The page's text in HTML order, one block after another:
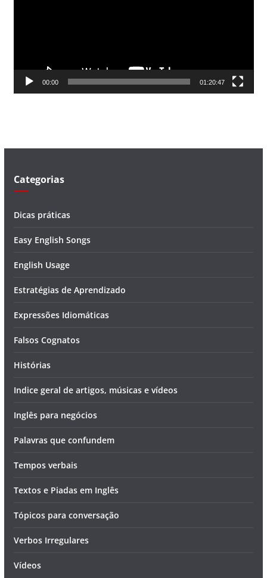
d
00:00 01:20:47
Categorias
Dicas práticas
Easy English Songs
English Usage
Estratégias de Aprendizado
Expressões Idiomáticas
Falsos Cognatos
Histórias
Indice geral de artigos, músicas e vídeos
Inglês para negócios
Palavras que confundem
Tempos verbais
Textos e Piadas em Inglês
Tópicos para conversação
Verbos Irregulares
Vídeos